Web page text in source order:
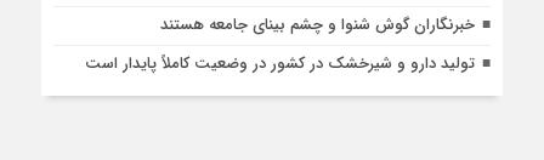
خبرنگاران گوش شنوا و چشم بینای جامعه هستند
تولید دارو و شیرخشک در کشور در وضعیت کاملاً پایدار است